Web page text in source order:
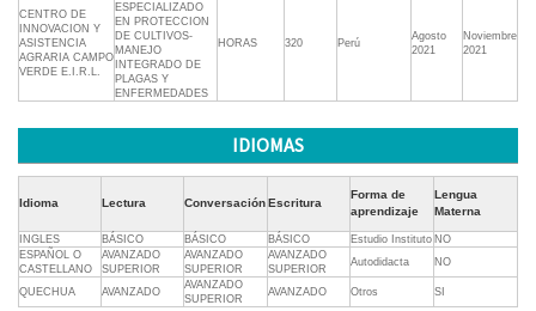
CENTRO DE
INNOVACION Y
ASISTENCIA
AGRARIA CAMPO
VERDE E.I.R.L.
ESPECIALIZADO
EN PROTECCION
DE CULTIVOS-
MANEJO
INTEGRADO DE
PLAGAS Y
ENFERMEDADES
HORAS 320 Perú
Agosto
2021
Noviembre
2021
IDIOMAS
Idioma Lectura ConversaciónEscritura
Forma de
aprendizaje
Lengua
Materna
INGLES BÁSICO BÁSICO BÁSICO Estudio Instituto NO
ESPAÑOL O
CASTELLANO
AVANZADO
SUPERIOR
AVANZADO
SUPERIOR
AVANZADO
SUPERIOR
Autodidacta NO
QUECHUA AVANZADO
AVANZADO
SUPERIOR
AVANZADO Otros SI